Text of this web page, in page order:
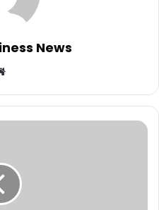
News
Website